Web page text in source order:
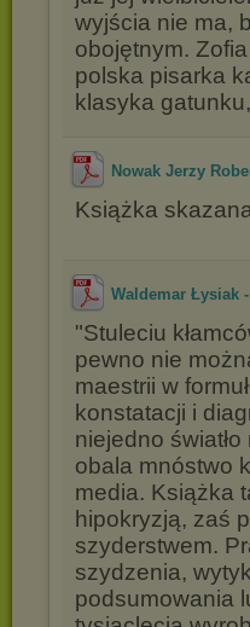
wyjścia nie ma,
obojętnym.
polska pisarka
klasyka
Nowak Jerzy
Książka
Waldemar Łysiak
"Stuleciu
pewno nie
maestrii w
konstatacji i
niejedno
obala mnóstwo
media. Książka
hipokryzją, zaś
szyderstwem.
szydzenia,
podsumowania